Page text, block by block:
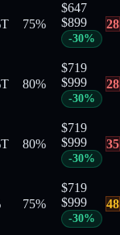
T 75%
$647
$899
-30%
28
T 80%
$719
$999
-30%
28
T 80%
$719
$999
-30%
35
75%
$719
$999
-30%
48